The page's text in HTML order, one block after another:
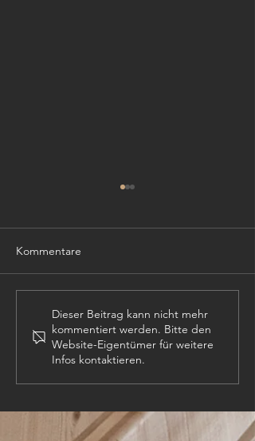
PROJEKTLEITER (m,w,d)
Kommentare
Dieser Beitrag kann nicht mehr
kommentiert werden. Bitte den
Website-Eigentümer für weitere
Infos kontaktieren.